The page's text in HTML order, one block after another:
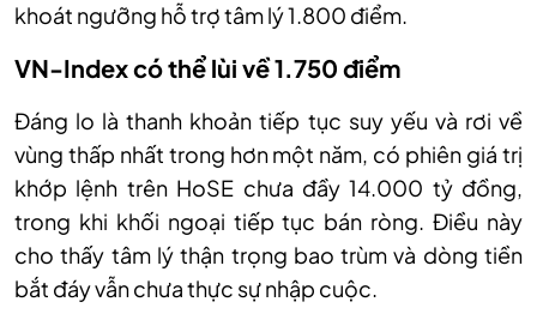
khoát ngưỡng hỗ trợ tâm lý 1.800 điểm.
VN-Index có thể lùi về 1.750 điểm
Đáng lo là thanh khoản tiếp tục suy yếu và rơi về
vùng thấp nhất trong hơn một năm, có phiên giá trị
khớp lệnh trên HoSE chưa đầy 14.000 tỷ đồng,
trong khi khối ngoại tiếp tục bán ròng. Điều này
cho thấy tâm lý thận trọng bao trùm và dòng tiền
bắt đáy vẫn chưa thực sự nhập cuộc.